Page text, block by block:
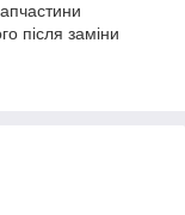
після заміни